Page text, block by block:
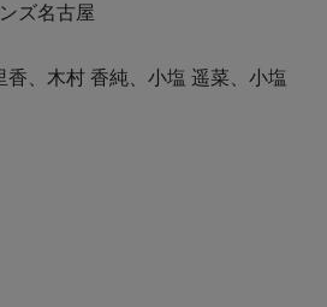
ズ名古屋
、木村 香純、小塩 遥菜、小塩